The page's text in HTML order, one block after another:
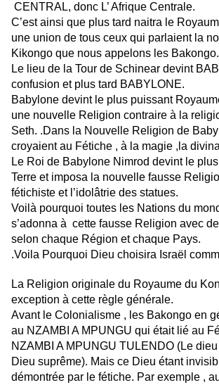
CENTRAL, donc L’ Afrique Centrale.
C’est ainsi que plus tard naitra le
une union de tous ceux qui parlaient la
Kikongo que nous appelons les Bakongo.
Le lieu de la Tour de Schinear devint
confusion et plus tard BABYLONE.
Babylone devint le plus puissant
une nouvelle Religion contraire à la
Seth. .Dans la Nouvelle Religion de
croyaient au Fétiche , à la magie ,la
Le Roi de Babylone Nimrod devint le
Terre et imposa la nouvelle fausse
fétichiste et l’idolâtrie des statues.
Voilà pourquoi toutes les Nations du
s’adonna à cette fausse Religion avec
selon chaque Région et chaque Pays.
.Voila Pourquoi Dieu choisira Israël
La Religion originale du Royaume du
exception à cette règle générale.
Avant le Colonialisme , les Bakongo en
au NZAMBI A MPUNGU qui était lié au
NZAMBI A MPUNGU TULENDO (Le
Dieu suprême). Mais ce Dieu étant
démontrée par le fétiche. Par exemple ,